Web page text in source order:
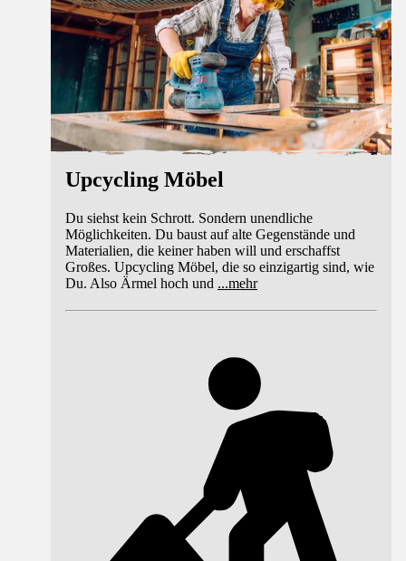
Upcycling Möbel
Du siehst kein Schrott. Sondern unendliche
Möglichkeiten. Du baust auf alte Gegenstände und
Materialien, die keiner haben will und erschaffst
Großes. Upcycling Möbel, die so einzigartig sind, wie
Du. Also Ärmel hoch und ...mehr